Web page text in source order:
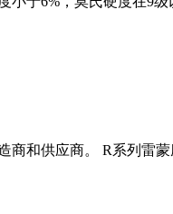
和供应商。 R系列雷